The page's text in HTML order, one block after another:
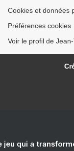
Cookies et données
Préférences cookies
Voir le profil de
jeu qui a